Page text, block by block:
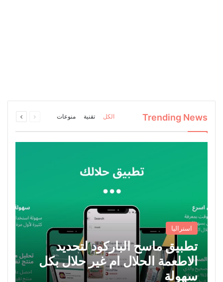
Trending News الكل تقنية منوعات الصفحةالصفحة
استراليا
تطبيق ماسح الباركود لتحديد
الاطعمة الحلال ام غير حلال بكل
سهولة